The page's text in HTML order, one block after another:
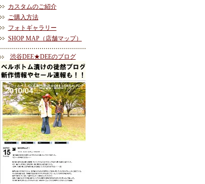
カスタムのご紹介
ご購入方法
フォトギャラリー
SHOP MAP（店舗マップ）
渋谷DEE★DEEのブログ